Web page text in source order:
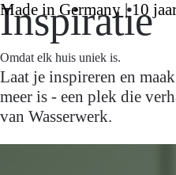
Made in Germany | 10
Inspiratie
Omdat elk huis uniek is.
Laat je inspireren en
meer is - een plek die
van Wasserwerk.